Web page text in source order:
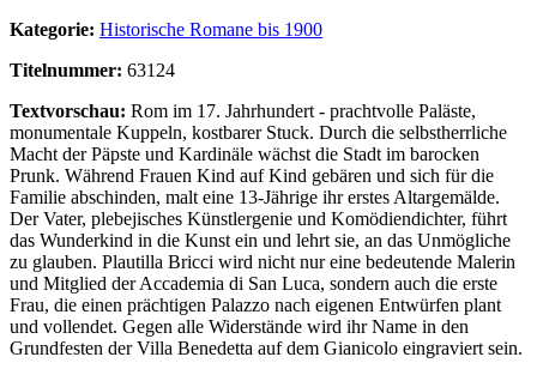
Kategorie: Historische Romane bis 1900
Titelnummer: 63124
Textvorschau: Rom im 17. Jahrhundert - prachtvolle Paläste,
monumentale Kuppeln, kostbarer Stuck. Durch die selbstherrliche
Macht der Päpste und Kardinäle wächst die Stadt im barocken
Prunk. Während Frauen Kind auf Kind gebären und sich für die
Familie abschinden, malt eine 13-Jährige ihr erstes Altargemälde.
Der Vater, plebejisches Künstlergenie und Komödiendichter, führt
das Wunderkind in die Kunst ein und lehrt sie, an das Unmögliche
zu glauben. Plautilla Bricci wird nicht nur eine bedeutende Malerin
und Mitglied der Accademia di San Luca, sondern auch die erste
Frau, die einen prächtigen Palazzo nach eigenen Entwürfen plant
und vollendet. Gegen alle Widerstände wird ihr Name in den
Grundfesten der Villa Benedetta auf dem Gianicolo eingraviert sein.